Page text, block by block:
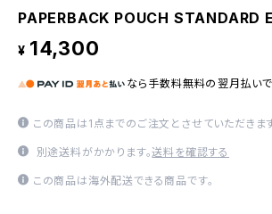
PAPERBACK POUCH STANDARD
¥ 14,300
なら 手数料無料の 翌月払い
この商品は1点までのご注文とさせていただきます
別途送料がかかります。送料を確認する
この商品は海外配送できる商品です。